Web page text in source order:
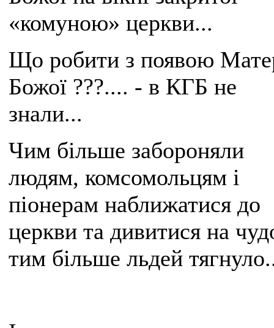
«комуною» церкви...
Що робити з появою
Божої ???.... - в КГБ не
знали...
Чим більше забороняли
людям, комсомольцям і
піонерам наближатися до
церкви та дивитися на
тим більше льдей